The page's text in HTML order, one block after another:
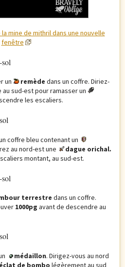
mine de mithril dans une nouvelle
fenêtre
un remède dans un coffre. Diriez-
sud-est pour ramasser un
les escaliers.
coffre bleu contenant un
au nord-est une
dague orichal.
montant, au sud-est.
terrestre dans un coffre.
1000pg avant de descendre au
médaillon. Dirigez-vous au nord
éclat de bombo légèrement au sud